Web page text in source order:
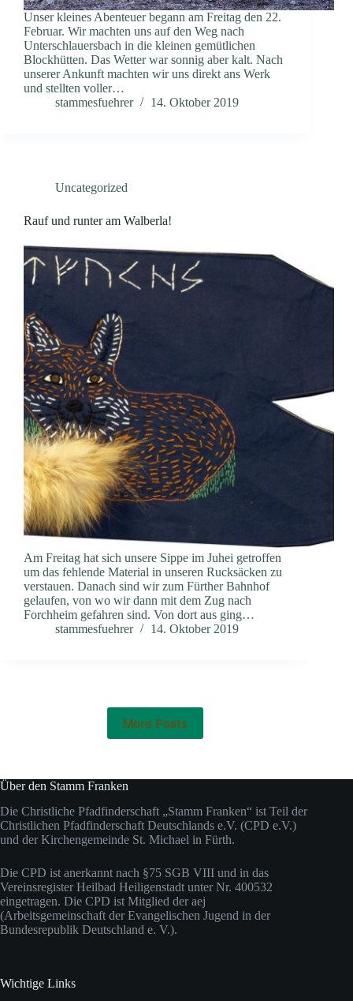
Unser kleines Abenteuer begann am Freitag den 22.
Februar. Wir machten uns auf den Weg nach
Unterschlauersbach in die kleinen gemütlichen
Blockhütten. Das Wetter war sonnig aber kalt. Nach
unserer Ankunft machten wir uns direkt ans Werk
und stellten voller…
stammesfuehrer
14. Oktober 2019
Uncategorized
Rauf und runter am Walberla!
Am Freitag hat sich unsere Sippe im Juhei getroffen
um das fehlende Material in unseren Rucksäcken zu
verstauen. Danach sind wir zum Fürther Bahnhof
gelaufen, von wo wir dann mit dem Zug nach
Forchheim gefahren sind. Von dort aus ging…
stammesfuehrer
14. Oktober 2019
More Posts
Über den Stamm Franken
Die Christliche Pfadfinderschaft „Stamm Franken“ ist Teil der
Christlichen Pfadfinderschaft Deutschlands e.V. (CPD e.V.)
und der Kirchengemeinde St. Michael in Fürth.
Die CPD ist anerkannt nach §75 SGB VIII und in das
Vereinsregister Heilbad Heiligenstadt unter Nr. 400532
eingetragen. Die CPD ist Mitglied der aej
(Arbeitsgemeinschaft der Evangelischen Jugend in der
Bundesrepublik Deutschland e. V.).
Wichtige Links